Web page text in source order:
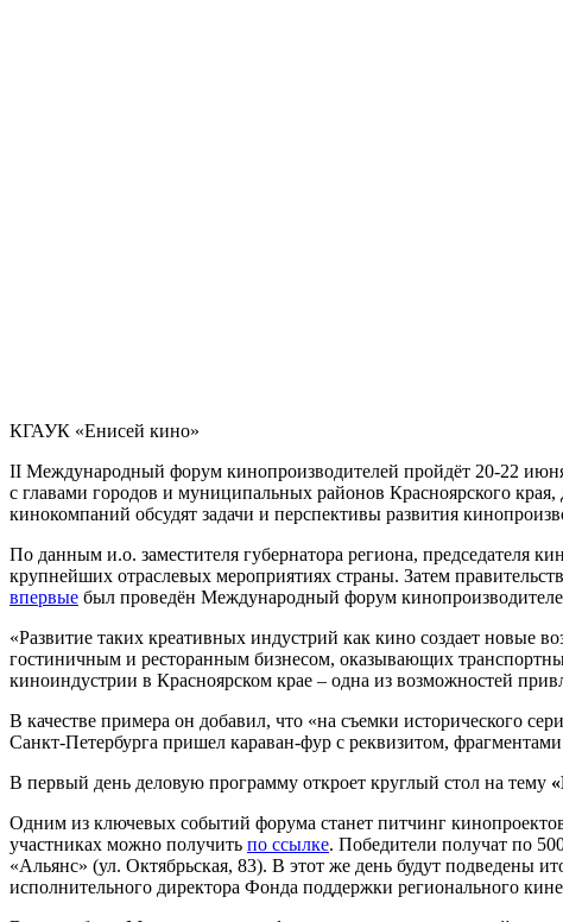
КГАУК «Енисей кино»
II Международный форум кинопроизводителей пройдёт 20-22
с главами городов и муниципальных районов Красноярского
кинокомпаний обсудят задачи и перспективы развития
По данным и.о. заместителя губернатора региона, председателя
крупнейших отраслевых мероприятиях страны. Затем
впервые был проведён Международный форум
«Развитие таких креативных индустрий как кино создает новые
гостиничным и ресторанным бизнесом, оказывающих
киноиндустрии в Красноярском крае – одна из возможностей
В качестве примера он добавил, что «на съемки исторического
Санкт-Петербурга пришел караван-фур с реквизитом,
В первый день деловую программу откроет круглый стол на тему
Одним из ключевых событий форума станет питчинг
участниках можно получить по ссылке. Победители получат по
«Альянс» (ул. Октябрьская, 83). В этот же день будут подведены
исполнительного директора Фонда поддержки регионального